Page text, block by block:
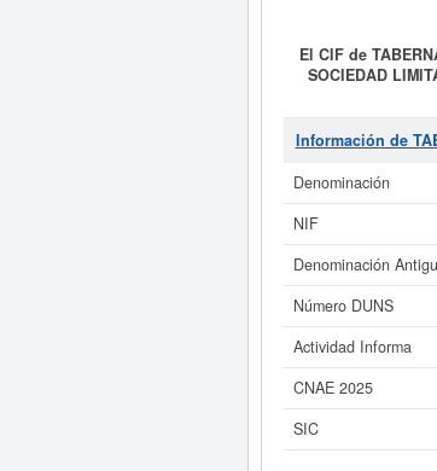
El CIF de
SOCIEDAD
realizar aquellas
Registro
SIC, la empresa
de 15 veces. La
hacerlo en esta
Si está
inmediatamente a
Información de
Denominación
NIF
Denominación
Número DUNS
Actividad Informa
CNAE 2025
SIC